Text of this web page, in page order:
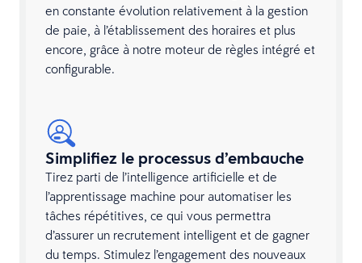
en constante évolution relativement à la gestion
de paie, à l’établissement des horaires et plus
encore, grâce à notre moteur de règles intégré et
configurable.
Simplifiez le processus d’embauche
Tirez parti de l’intelligence artificielle et de
l’apprentissage machine pour automatiser les
tâches répétitives, ce qui vous permettra
d’assurer un recrutement intelligent et de gagner
du temps. Stimulez l’engagement des nouveaux